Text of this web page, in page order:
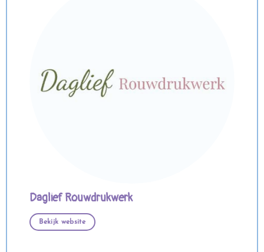
Daglief Rouwdrukwerk
Bekijk website